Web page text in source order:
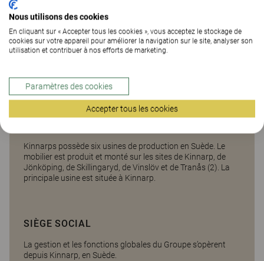
VENTES
activités commerciales dans près de 40 pays et compte 250
points de vente.
Kinnarps possède six usines de production en Suède. Le
mobilier est produit et monté sur les sites de Kinnarp, de
Jönköping, de Skillingaryd, de Vinslöv et de Tranås (2). La
principale usine est située à Kinnarp.
SIÈGE SOCIAL
La gestion et les fonctions globales du Groupe s’opèrent
depuis Kinnarp, en Suède.
Nous utilisons des cookies
En cliquant sur « Accepter tous les cookies », vous acceptez le stockage de
cookies sur votre appareil pour améliorer la navigation sur le site, analyser son
utilisation et contribuer à nos efforts de marketing.
Paramètres des cookies
Accepter tous les cookies